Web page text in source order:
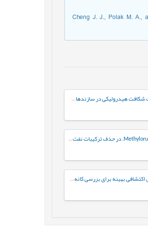
28. Cheng J. J., Polak M.
انتخاب پهنه مناسب برای عملیات شکافت هیدرولیکی در سازندهای ایلام و سروک در یکی از چاه-های نفتی میادین جنوب غربی ایران
مقایسه عملکرد باکتری Methylorubrum sp. در حذف ترکیبات نفت خام به‌صورت آزاد و تثبیت‌شده: رویکردی بر پایه فعالیت آنزیم‌های کلیدی
ژئوشیمی رسوب آبراهه‌ای: روش اکتشافی بهینه برای بررسی کانه‌زایی مس در گستره چاه رستم، جنوب بیرجند